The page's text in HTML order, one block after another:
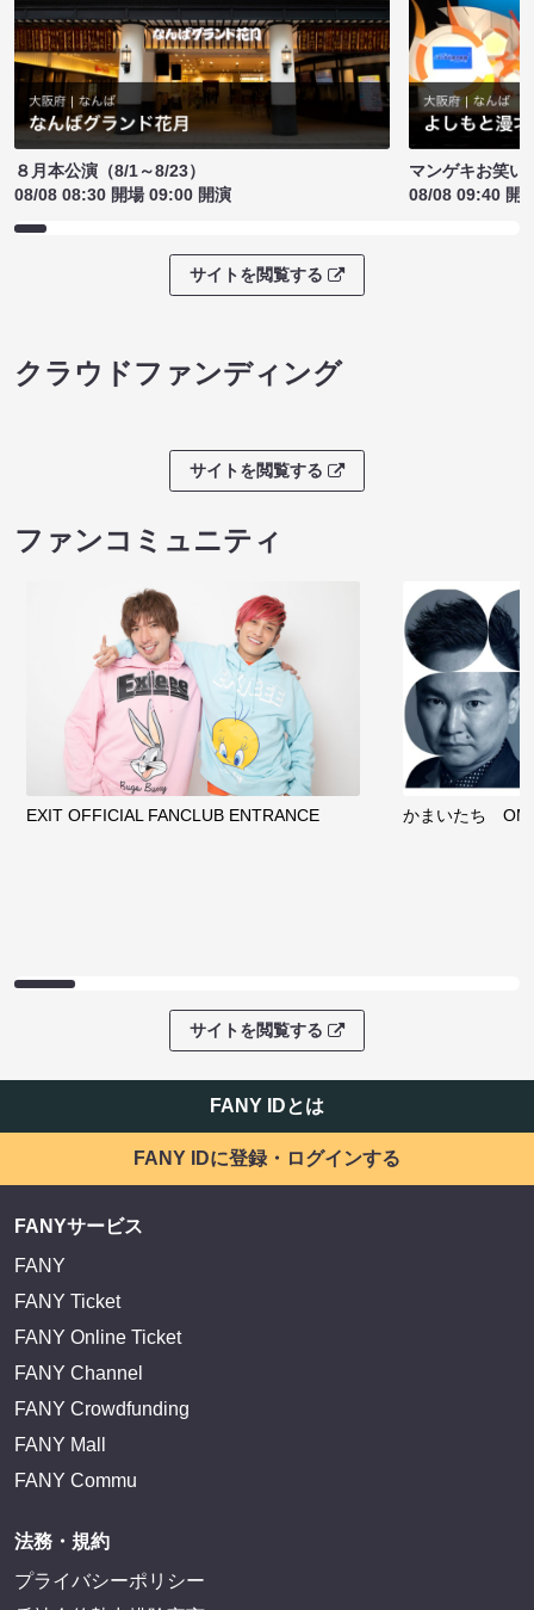
８月本公演（8/1～8/23）
08/08 08:30 開場 09:00 開演
マンゲキお笑い
08/08 09:40 開
サイトを閲覧する
クラウドファンディング
サイトを閲覧する
ファンコミュニティ
EXIT OFFICIAL FANCLUB ENTRANCE かまいたち
サイトを閲覧する
FANY IDとは
FANY IDに登録・ログインする
FANYサービス
FANY
FANY Ticket
FANY Online Ticket
FANY Channel
FANY Crowdfunding
FANY Mall
FANY Commu
法務・規約
プライバシーポリシー